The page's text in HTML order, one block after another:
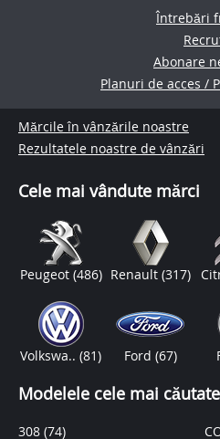
Întrebări
Abonare
Planuri de acces /
Mărcile în vânzările noastre
Rezultatele noastre de vânzări
Cele mai vândute mărci
Peugeot (486) Renault (317)
Volkswa..(81) Ford (67)
Modelele cele mai căutate
308 (74)